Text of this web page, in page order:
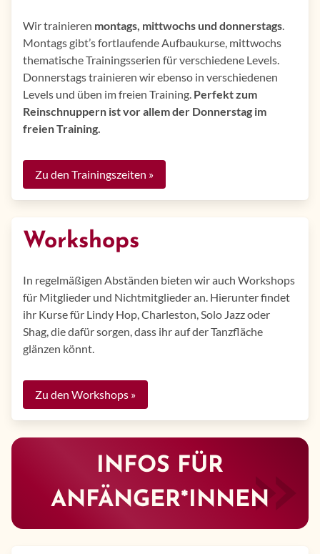
Wir trainieren montags, mittwochs und donnerstags.
Montags gibt’s fortlaufende Aufbaukurse, mittwochs
thematische Trainingsserien für verschiedene Levels.
Donnerstags trainieren wir ebenso in verschiedenen
Levels und üben im freien Training. Perfekt zum
Reinschnuppern ist vor allem der Donnerstag im
freien Training.
Zu den Trainingszeiten »
Workshops
In regelmäßigen Abständen bieten wir auch Workshops
für Mitglieder und Nichtmitglieder an. Hierunter findet
ihr Kurse für Lindy Hop, Charleston, Solo Jazz oder
Shag, die dafür sorgen, dass ihr auf der Tanzfläche
glänzen könnt.
Zu den Workshops »
INFOS FÜR
ANFÄNGER*INNEN